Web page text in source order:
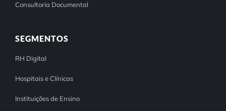
Consultoria Documental
SEGMENTOS
RH Digital
Hospitais e Clínicas
Instituições de Ensino